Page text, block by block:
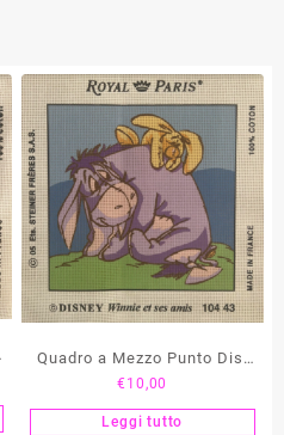
Quadro a Mezzo Punto Dis.
Yoyo – 104 43
€ 10,00
Leggi tutto